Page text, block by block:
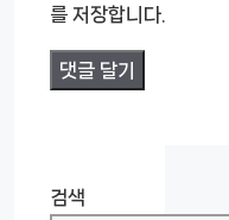
를 저장합니다.
검색